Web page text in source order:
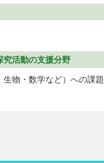
究活動の支援分野
生物・数学など）への課題